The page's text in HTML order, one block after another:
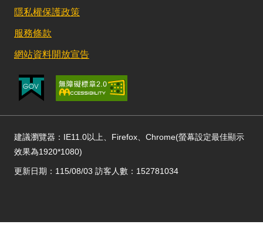
隱私權保護政策
服務條款
網站資料開放宣告
建議瀏覽器：IE11.0以上、Firefox、Chrome(螢幕設定最佳顯示
效果為1920*1080)
更新日期：115/08/03 訪客人數：152781034